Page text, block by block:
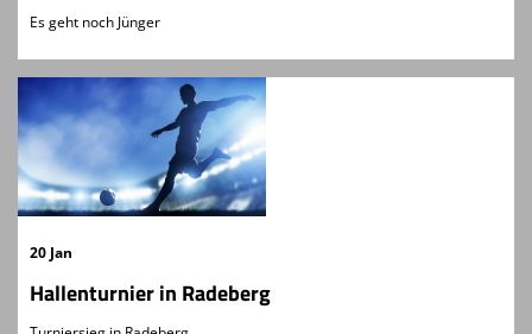
Es geht noch Jünger
20 Jan
Hallenturnier in Radeberg